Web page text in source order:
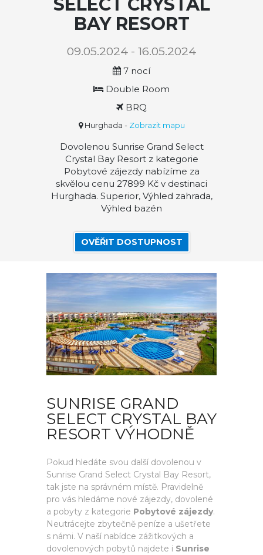
SELECT CRYSTAL
BAY RESORT
09.05.2024 - 16.05.2024
7 nocí
Double Room
BRQ
Hurghada - Zobrazit mapu
Dovolenou Sunrise Grand Select
Crystal Bay Resort z kategorie
Pobytové zájezdy nabízíme za
skvělou cenu 27899 Kč v destinaci
Hurghada. Superior, Výhled zahrada,
Výhled bazén
OVĚŘIT DOSTUPNOST
SUNRISE GRAND
SELECT CRYSTAL BAY
RESORT VÝHODNĚ
Pokud hledáte svou další dovolenou v
Sunrise Grand Select Crystal Bay Resort,
tak jste na správném místě. Pravidelně
pro vás hledáme nové zájezdy, dovolené
a pobyty z kategorie Pobytové zájezdy.
Neutrácejte zbytečně peníze a ušetřete
s námi. V naší nabídce zážitkových a
dovolenových pobytů najdete i Sunrise